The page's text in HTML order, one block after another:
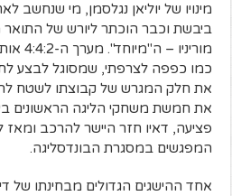
מינויו של יוליאן נגלסמן, מי שנחשב
ביבשת וכבר הוכתר ליורש של התואר
כמו כפפה לצרפתי, שמסוגל לבצע
את חלק המגרש של קבוצתו לשטח
פציעה, דאיו חזר היישר להרכב
המפגשים במסגרת הבונדסליגה.
אחד ההישגים הגדולים מבחינתו של